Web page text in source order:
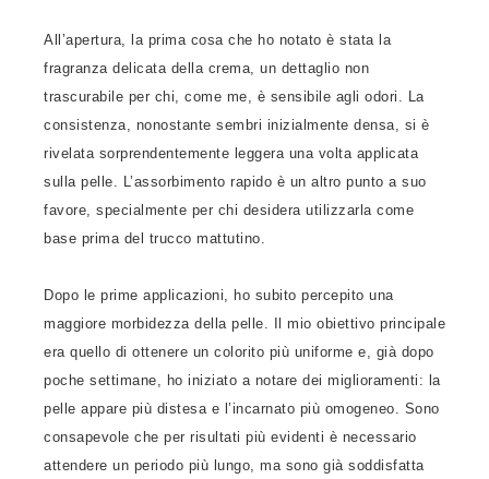
All’apertura, la prima cosa che ho notato è stata la
fragranza delicata della crema, un dettaglio non
trascurabile per chi, come me, è sensibile agli odori. La
consistenza, nonostante sembri inizialmente densa, si è
rivelata sorprendentemente leggera una volta applicata
sulla pelle. L’assorbimento rapido è un altro punto a suo
favore, specialmente per chi desidera utilizzarla come
base prima del trucco mattutino.
Dopo le prime applicazioni, ho subito percepito una
maggiore morbidezza della pelle. Il mio obiettivo principale
era quello di ottenere un colorito più uniforme e, già dopo
poche settimane, ho iniziato a notare dei miglioramenti: la
pelle appare più distesa e l’incarnato più omogeneo. Sono
consapevole che per risultati più evidenti è necessario
attendere un periodo più lungo, ma sono già soddisfatta